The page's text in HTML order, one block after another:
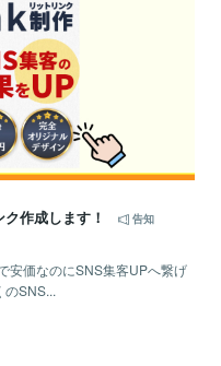
作成します！
告知
価なのにSNS集客UPへ繋げ
SNS...